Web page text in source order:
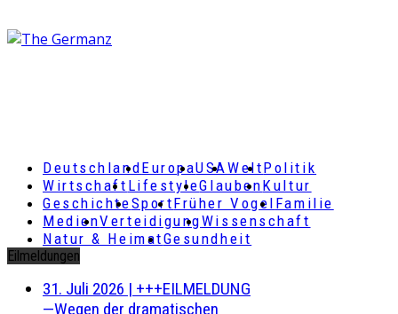
DeutschlandEuropaUSAWeltPolitik
Wirtschaft LifestyleGlaubenKultur
GeschichteSportFrüher Vogel Familie
MedienVerteidigungWissenschaft
Natur & HeimatGesundheit
Eilmeldungen
31. Juli 2026 | +++EILMELDUNG
—Wegen der dramatischen